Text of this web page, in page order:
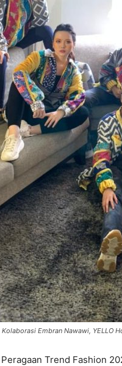
Embran Nawawi, YELLO
Trend Fashion